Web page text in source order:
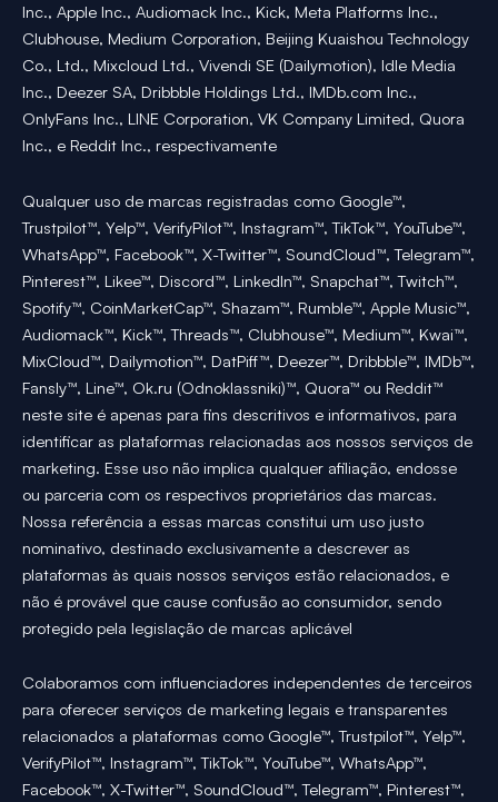
Inc., Apple Inc., Audiomack Inc., Kick, Meta Platforms Inc.,
Clubhouse, Medium Corporation, Beijing Kuaishou Technology
Co., Ltd., Mixcloud Ltd., Vivendi SE (Dailymotion), Idle Media
Inc., Deezer SA, Dribbble Holdings Ltd., IMDb.com Inc.,
OnlyFans Inc., LINE Corporation, VK Company Limited, Quora
Inc., e Reddit Inc., respectivamente
Qualquer uso de marcas registradas como Google™,
Trustpilot™, Yelp™, VerifyPilot™, Instagram™, TikTok™, YouTube™,
WhatsApp™, Facebook™, X-Twitter™, SoundCloud™, Telegram™,
Pinterest™, Likee™, Discord™, LinkedIn™, Snapchat™, Twitch™,
Spotify™, CoinMarketCap™, Shazam™, Rumble™, Apple Music™,
Audiomack™, Kick™, Threads™, Clubhouse™, Medium™, Kwai™,
MixCloud™, Dailymotion™, DatPiff™, Deezer™, Dribbble™, IMDb™,
Fansly™, Line™, Ok.ru (Odnoklassniki)™, Quora™ ou Reddit™
neste site é apenas para fins descritivos e informativos, para
identificar as plataformas relacionadas aos nossos serviços de
marketing. Esse uso não implica qualquer afiliação, endosse
ou parceria com os respectivos proprietários das marcas.
Nossa referência a essas marcas constitui um uso justo
nominativo, destinado exclusivamente a descrever as
plataformas às quais nossos serviços estão relacionados, e
não é provável que cause confusão ao consumidor, sendo
protegido pela legislação de marcas aplicável
Colaboramos com influenciadores independentes de terceiros
para oferecer serviços de marketing legais e transparentes
relacionados a plataformas como Google™, Trustpilot™, Yelp™,
VerifyPilot™, Instagram™, TikTok™, YouTube™, WhatsApp™,
Facebook™, X-Twitter™, SoundCloud™, Telegram™, Pinterest™,